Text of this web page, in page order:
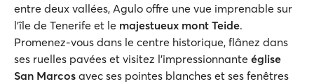
entre deux vallées, Agulo offre une vue imprenable sur
l'île de Tenerife et le majestueux mont Teide.
Promenez-vous dans le centre historique, flânez dans
ses ruelles pavées et visitez l'impressionnante église
San Marcos avec ses pointes blanches et ses fenêtres